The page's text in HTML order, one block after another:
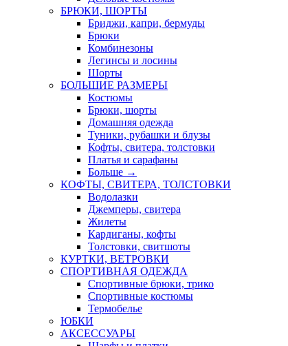
БРЮКИ, ШОРТЫ
Бриджи, капри, бермуды
Брюки
Комбинезоны
Легинсы и лосины
Шорты
БОЛЬШИЕ РАЗМЕРЫ
Костюмы
Брюки, шорты
Домашняя одежда
Туники, рубашки и блузы
Кофты, свитера, толстовки
Платья и сарафаны
Больше →
КОФТЫ, СВИТЕРА, ТОЛСТОВКИ
Водолазки
Джемперы, свитера
Жилеты
Кардиганы, кофты
Толстовки, свитшоты
КУРТКИ, ВЕТРОВКИ
СПОРТИВНАЯ ОДЕЖДА
Спортивные брюки, трико
Спортивные костюмы
Термобелье
ЮБКИ
AКСЕССУАРЫ